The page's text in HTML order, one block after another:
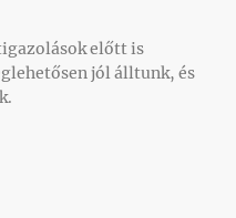
előtt is
jól álltunk, és